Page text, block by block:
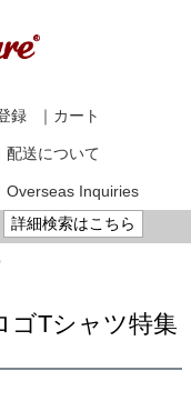
録 ｜カート
配送について
Overseas Inquiries
詳細検索はこちら
ゴTシャツ特集